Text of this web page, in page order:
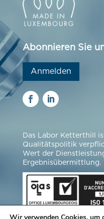
Abonnieren Sie
Anmelden
Das Labor Ketterthill
Qualitätspolitik
Wert der
Ergebnisübermittlung.